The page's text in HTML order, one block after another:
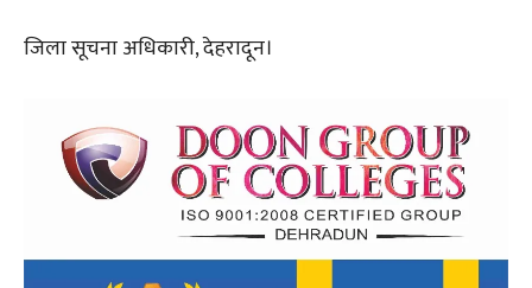
जिला सूचना अधिकारी, देहरादून।